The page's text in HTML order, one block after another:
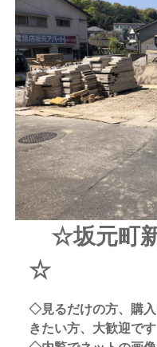
☆坂元町
☆
◇見るだけの方、購
きたい方、大歓迎です